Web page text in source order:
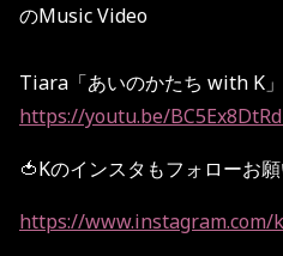
のMusic Video
Tiara「あいのかたち with K
https://youtu.be/
🍅Kのインスタもフォローお願
https://www.instagram.com/